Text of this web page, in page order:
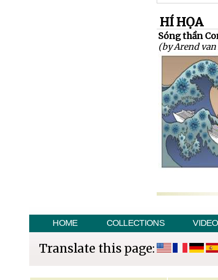
HÍ HỌA
Sóng thần
(by Arend van
HOME COLLECTIONS VIDEO
Translate this page: